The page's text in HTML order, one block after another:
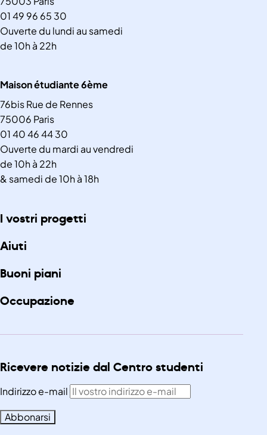
01 49 96 65 30
Ouverte du lundi au samedi
de 10h à 22h
Maison étudiante 6ème
76bis Rue de Rennes
75006 Paris
01 40 46 44 30
Ouverte du mardi au vendredi
de 10h à 22h
& samedi de 10h à 18h
I vostri progetti
Aiuti
Buoni piani
Occupazione
Ricevere notizie dal Centro studenti
Indirizzo e-mail